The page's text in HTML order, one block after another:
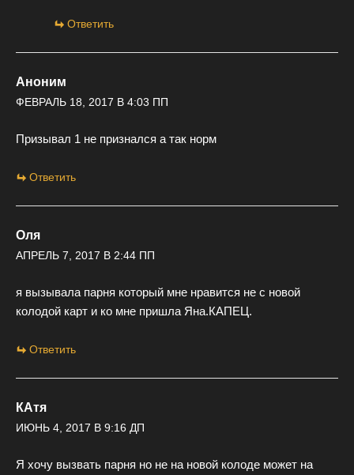
Ответить
Аноним
ФЕВРАЛЬ 18, 2017 В 4:03 ПП
Призывал 1 не признался а так норм
Ответить
Оля
АПРЕЛЬ 7, 2017 В 2:44 ПП
я вызывала парня который мне нравится не с новой
колодой карт и ко мне пришла Яна.КАПЕЦ.
Ответить
КАтя
ИЮНЬ 4, 2017 В 9:16 ДП
Я хочу вызвать парня но не на новой колоде может на